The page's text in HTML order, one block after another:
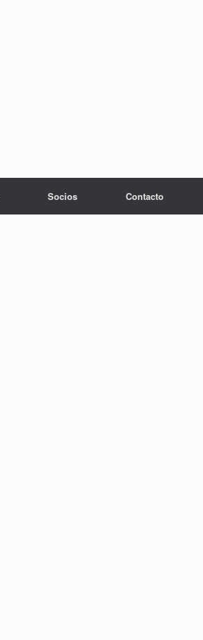
Socios Contacto